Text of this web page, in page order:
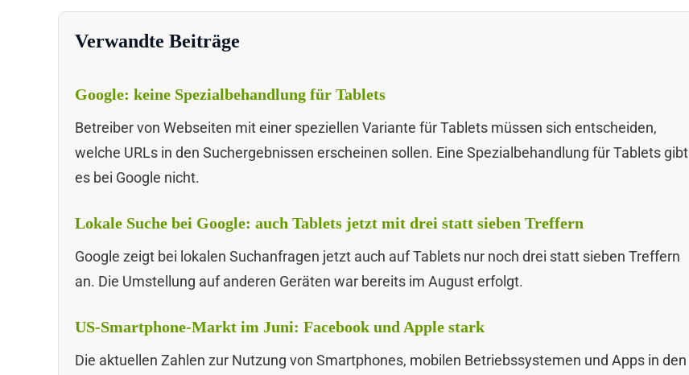
Verwandte Beiträge
Google: keine Spezialbehandlung für Tablets
Betreiber von Webseiten mit einer speziellen Variante für Tablets müssen sich entscheiden,
welche URLs in den Suchergebnissen erscheinen sollen. Eine Spezialbehandlung für Tablets gibt
es bei Google nicht.
Lokale Suche bei Google: auch Tablets jetzt mit drei statt sieben Treffern
Google zeigt bei lokalen Suchanfragen jetzt auch auf Tablets nur noch drei statt sieben Treffern
an. Die Umstellung auf anderen Geräten war bereits im August erfolgt.
US-Smartphone-Markt im Juni: Facebook und Apple stark
Die aktuellen Zahlen zur Nutzung von Smartphones, mobilen Betriebssystemen und Apps in den